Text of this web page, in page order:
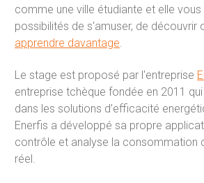
comme une ville étudiante et elle
possibilités de s'amuser, de découvrir
apprendre davantage
Le stage est proposé par l'entreprise
entreprise tchèque fondée en 2011
dans les solutions d’efficacité
Enerfis a développé sa propre
contrôle et analyse la consommation
réel.